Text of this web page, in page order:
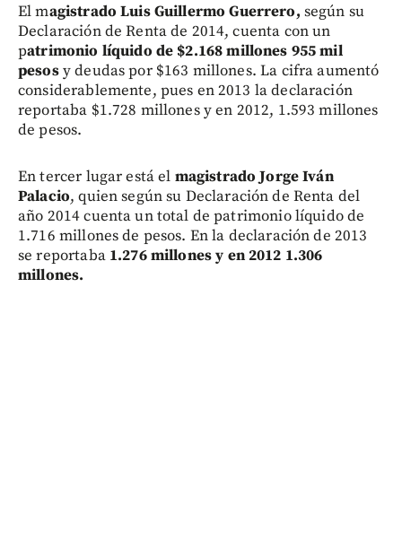
El magistrado Luis Guillermo Guerrero, según su
Declaración de Renta de 2014, cuenta con un
patrimonio líquido de $2.168 millones 955 mil
pesosy deudas por $163 millones. La cifra aumentó
considerablemente, pues en 2013 la declaración
reportaba $1.728 millones y en 2012, 1.593 millones
de pesos.
En tercer lugar está el magistrado Jorge Iván
Palacio, quien según su Declaración de Renta del
año 2014 cuenta un total de patrimonio líquido de
1.716 millones de pesos. En la declaración de 2013
se reportaba1.276 millones y en 2012 1.306
millones.